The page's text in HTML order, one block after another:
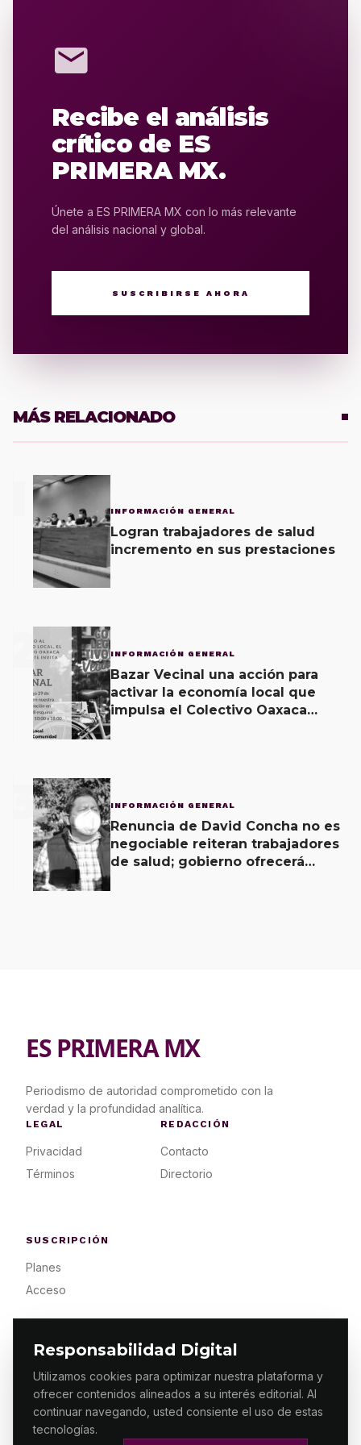
Responsabilidad Digital
Utilizamos cookies para optimizar nuestra plataforma y
ofrecer contenidos alineados a su interés editorial. Al
continuar navegando, usted consiente el uso de estas
tecnologías.
mail
Recibe el análisis
crítico de ES
PRIMERA MX.
Únete a ES PRIMERA MX con lo más relevante
del análisis nacional y global.
SUSCRIBIRSE AHORA
MÁS RELACIONADO
INFORMACIÓN GENERAL
Logran trabajadores de salud
incremento en sus prestaciones
2 INFORMACIÓN GENERAL
Bazar Vecinal una acción para
activar la economía local que
impulsa el Colectivo Oaxaca
3 INFORMACIÓN GENERAL
Renuncia de David Concha no es
negociable reiteran trabajadores
de salud; gobierno ofrecerá
ES PRIMERA MX
Periodismo de autoridad comprometido con la
verdad y la profundidad analítica.
LEGAL
Privacidad
Términos
REDACCIÓN
Contacto
Directorio
SUSCRIPCIÓN
Planes
Acceso
© 2026 ES PRIMERA MX. ALGUNOS DERECHOS
RESERVADOS / DESIGNMAKING.MX